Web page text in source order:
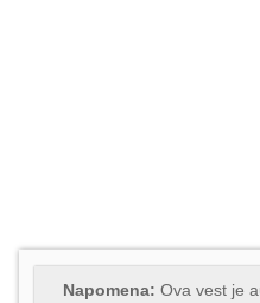
Napomena: Ova vest je